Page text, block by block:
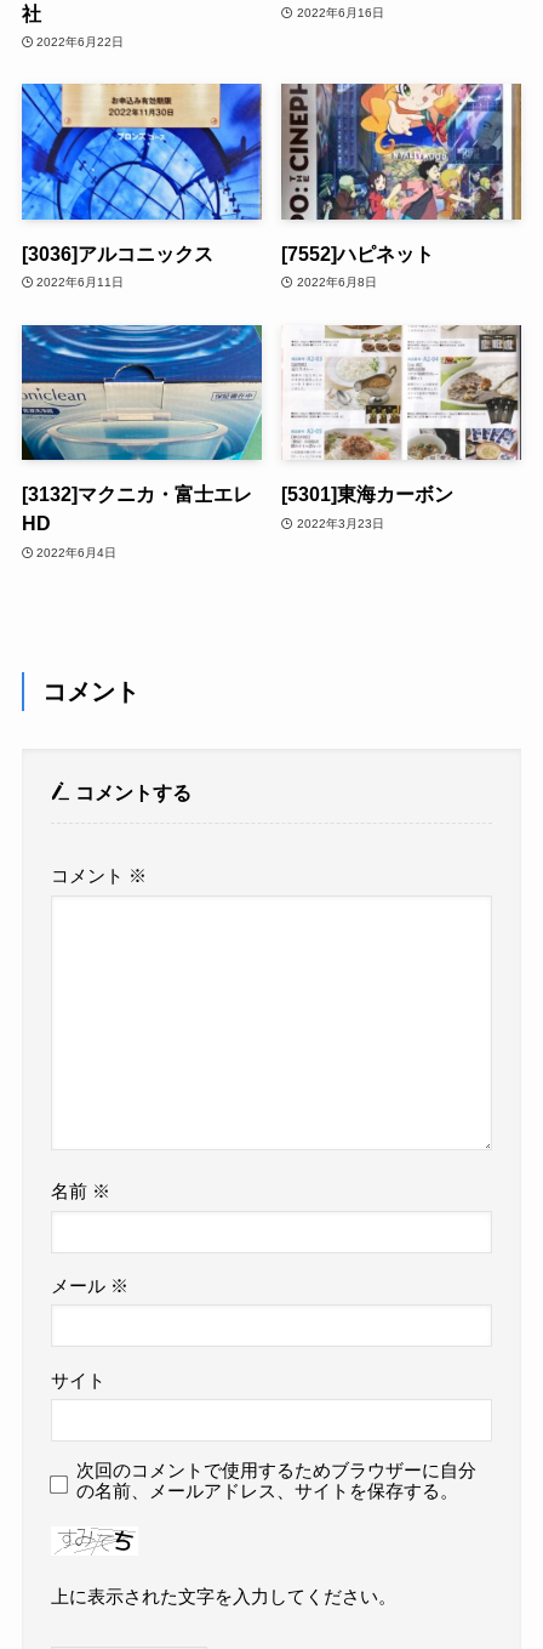
社
2022年6月22日
2022年6月16日
[3036]アルコニックス
2022年6月11日
[7552]ハピネット
2022年6月8日
[3132]マクニカ・富士エレ
HD
2022年6月4日
[5301]東海カーボン
2022年3月23日
コメント
コメントする
コメント ※
名前 ※
メール ※
サイト
次回のコメントで使用するためブラウザーに自分
の名前、メールアドレス、サイトを保存する。
上に表示された文字を入力してください。